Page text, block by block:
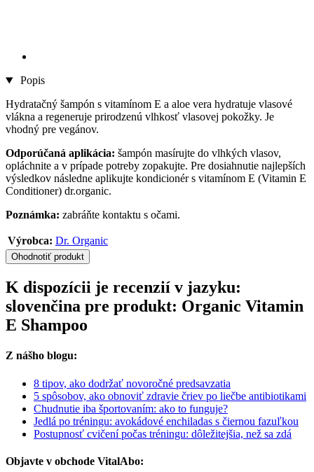
Popis
Hydratačný šampón s vitamínom E a aloe vera hydratuje vlasové
vlákna a regeneruje prirodzenú vlhkosť vlasovej pokožky. Je
vhodný pre vegánov.
Odporúčaná aplikácia: šampón masírujte do vlhkých vlasov,
opláchnite a v prípade potreby zopakujte. Pre dosiahnutie najlepších
výsledkov následne aplikujte kondicionér s vitamínom E (Vitamin E
Conditioner) dr.organic.
Poznámka: zabráňte kontaktu s očami.
Výrobca: Dr. Organic
Ohodnotiť produkt
K dispozícii je recenzií v jazyku:
slovenčina pre produkt: Organic Vitamin
E Shampoo
Z nášho blogu:
8 tipov, ako dodržať novoročné predsavzatia
5 spôsobov, ako obnoviť zdravie čriev po liečbe antibiotikami
Chudnutie iba športovaním: ako to funguje?
Jedlá po tréningu: avokádové enchiladas s čiernou fazuľkou
Postupnosť cvičení počas tréningu: dôležitejšia, než sa zdá
Objavte v obchode VitalAbo: